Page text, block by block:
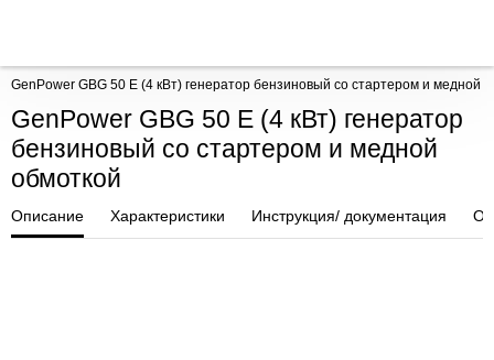
GenPower GBG 50 E (4 кВт) генератор бензиновый со стартером и медной
GenPower GBG 50 E (4 кВт) генератор
бензиновый со стартером и медной
обмоткой
Описание Характеристики Инструкция/ документация